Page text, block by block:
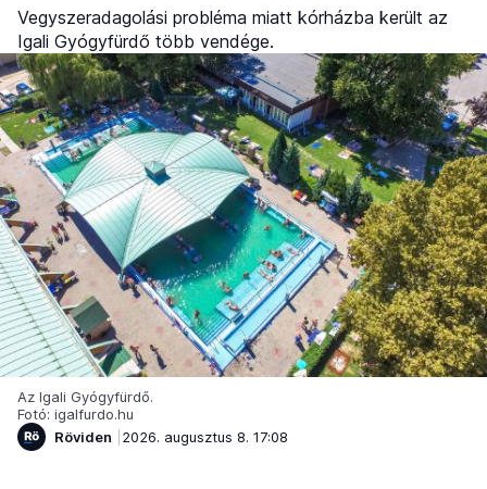
Vegyszeradagolási probléma miatt kórházba került az
Igali Gyógyfürdő több vendége.
Az Igali Gyógyfürdő.
Fotó: igalfurdo.hu
Röviden
2026. augusztus 8. 17:08